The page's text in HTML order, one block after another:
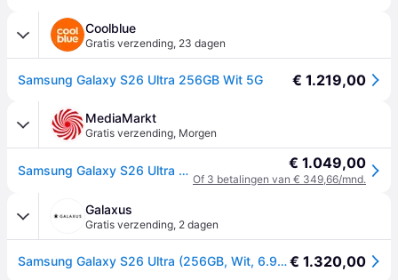
Coolblue
Gratis verzending, 23 dagen
Samsung Galaxy S26 Ultra 256GB Wit 5G € 1.219,00
MediaMarkt
Gratis verzending, Morgen
Samsung Galaxy S26 Ultra - 5g 256 Gb Wit € 1.049,00
Of 3 betalingen van € 349,66/mnd.
Galaxus
Gratis verzending, 2 dagen
Samsung Galaxy S26 Ultra (256GB, Wit, 6.90", Dubbele SIM, 5G), Smartphone, Wit€ 1.320,00